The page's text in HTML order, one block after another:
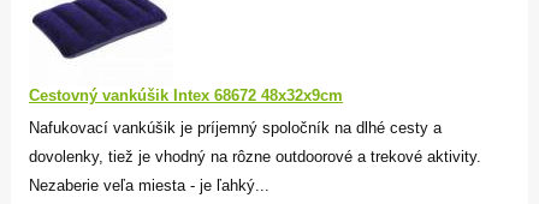
Cestovný vankúšik Intex 68672 48x32x9cm
Nafukovací vankúšik je príjemný spoločník na dlhé cesty a
dovolenky, tiež je vhodný na rôzne outdoorové a trekové aktivity.
Nezaberie veľa miesta - je ľahký...